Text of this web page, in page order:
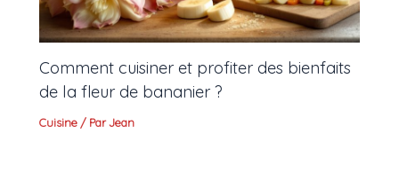
Comment cuisiner et profiter des bienfaits
de la fleur de bananier ?
Cuisine / ParJean